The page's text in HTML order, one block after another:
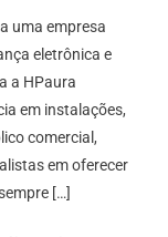
uma empresa
eletrônica e
a HPaura
em instalações,
comercial,
em oferecer
[…]